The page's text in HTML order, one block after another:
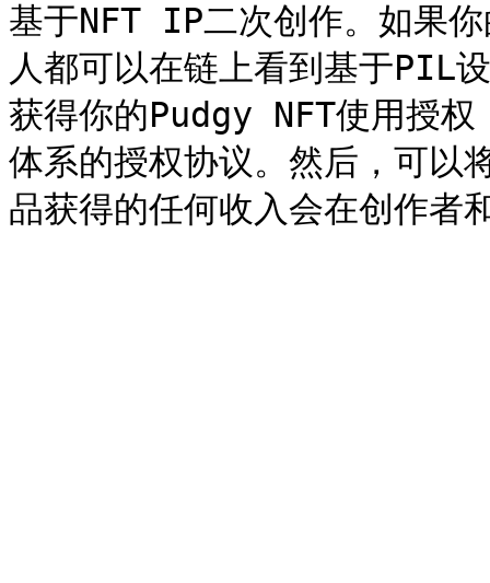
基于NFT IP二次创作。如果
人都可以在链上看到基于PIL
获得你的Pudgy NFT使用授权
体系的授权协议。然后，可以